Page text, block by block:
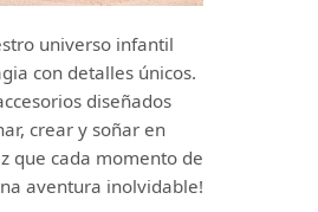
universo infantil
con detalles únicos.
diseñados
crear y soñar en
que cada momento de
aventura inolvidable!